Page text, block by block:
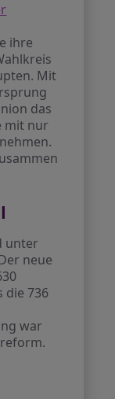
ihre
Mit
das
mit nur
unter
neue
die 736
war